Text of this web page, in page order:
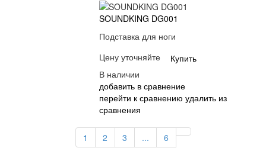
SOUNDKING DG001
Подставка для ноги
Цену уточняйте
Купить
В наличии
добавить в сравнение
перейти к сравнению удалить из
сравнения
1 2 3 ... 6